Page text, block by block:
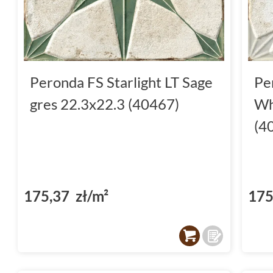
Wytrzymałość i praktyczność
Wykonane z najwyższej jakościgresu
stworzone, by sprostać wyzwaniom
mrozoodporność czyni je idealnym
na zewnątrz , gdzie warunki
materiały budowlane na próbę.
oznaczeniu stopnia ścieralności
Bezpieczeństwo na
Fs Starlight Lt to nie tylko
właściwości tych płyt,
Peronda FS Starlight LT Sage
gres 22.3x22.3 (40467)
175,37 zł/m²